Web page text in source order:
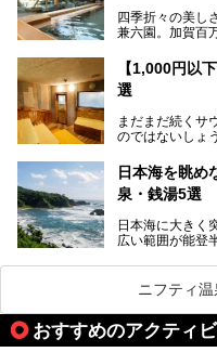
この記事は大江
です。
今、もうちょっ
りましたよ！
「加賀温泉郷
全館貸し切って
れちゃう！なん
四季折々の美し
兼六園。加賀百
ア。国内でも
京から約2時間
魅力ですね。
り、観光に加え
でおすすめのス
【1,000円以
選
まだまだ続くサ
のではないしょ
今回はそんなサ
で楽しめるサウ
など、種類豊富
日本海を眺め
泉・銭湯5選
日本海に大きく
広い範囲が能登
車で行くのがオ
しんでいただ
温泉は最高で
します。
ニフティ
おすすめのアクティ